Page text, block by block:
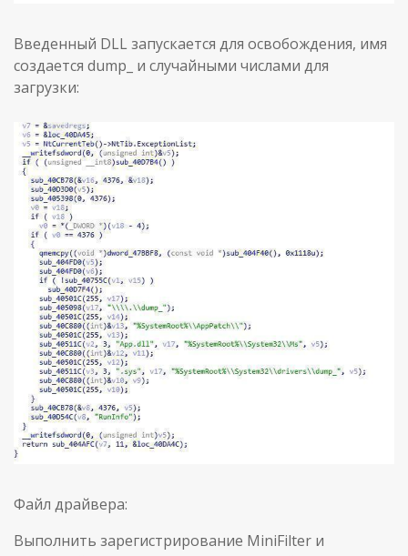
Введенный DLL запускается для освобождения, имя
создается dump_ и случайными числами для
загрузки:
Файл драйвера:
Выполнить зарегистрирование MiniFilter и